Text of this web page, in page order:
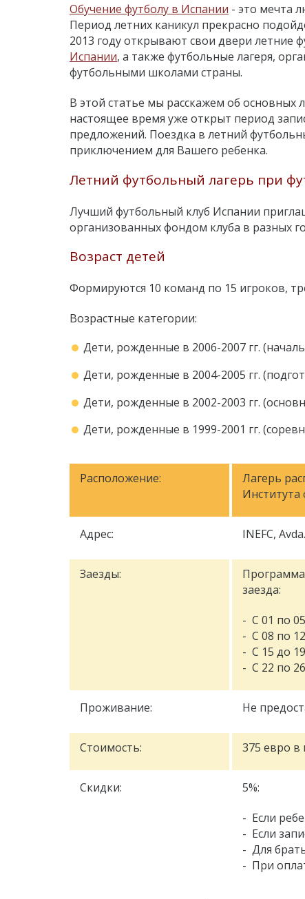
Обучение футболу в Испании - это мечта
Период летних каникул прекрасно
2013 году открывают свои двери летние
Испании, а также футбольные лагеря,
футбольными школами страны.
В этой статье мы расскажем об основных
настоящее время уже открыт период
предложений. Поездка в летний
приключением для Вашего ребенка.
Летний футбольный лагерь при
Лучший футбольный клуб Испании
организованных фондом клуба в разных
Возраст детей
Формируются 10 команд по 15 игроков,
Возрастные категории:
Дети, рожденные в 2006-2007 гг.
Дети, рожденные в 2004-2005 гг.
Дети, рожденные в 2002-2003 гг.
Дети, рожденные в 1999-2001 гг.
Расположение:
Лагерь
Института
Адрес: INEFC,
Заезды:
Программа
заезда:
- С 01 по
- С 08 по
- С 15 до
- С 22 по
Проживание: Не
Стоимость: 375 евро в
Скидки:
5%:
- Если
- Если
- Для
- При